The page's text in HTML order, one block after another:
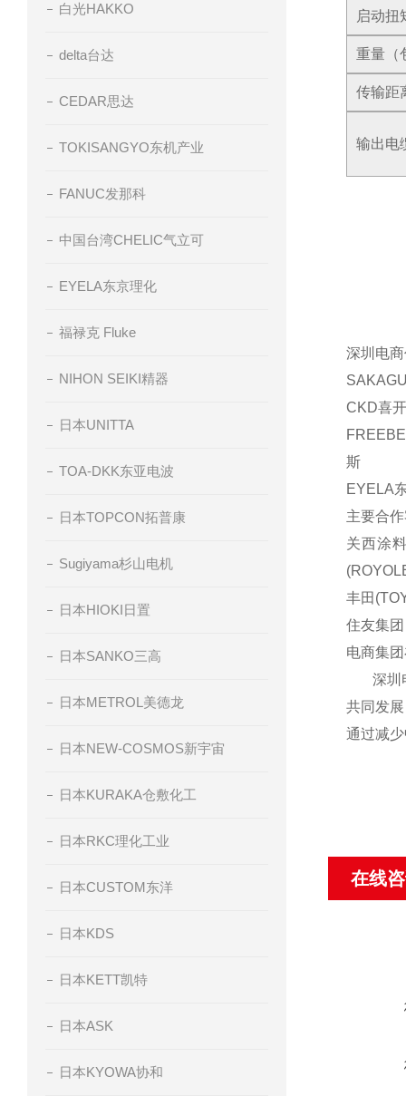
白光HAKKO
delta台达
CEDAR思达
TOKISANGYO东机产业
FANUC发那科
中国台湾CHELIC气立可
EYELA东京理化
福禄克 Fluke
NIHON SEIKI精器
日本UNITTA
TOA-DKK东亚电波
日本TOPCON拓普康
Sugiyama杉山电机
日本HIOKI日置
日本SANKO三高
日本METROL美德龙
日本NEW-COSMOS新宇宙
日本KURAKA仓敷化工
日本RKC理化工业
日本CUSTOM东洋
日本KDS
日本KETT凯特
日本ASK
日本KYOWA协和
启动扭
重量（
传输距
输出电
深圳电
CKD喜
斯
EYELA
主要合
关西涂
丰田
住友集
电商集
深圳电
共同发展
通过减
在线